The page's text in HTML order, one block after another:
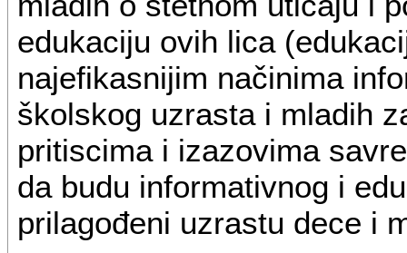
edukaciju ovih lica
najefikasnijim načinima
školskog uzrasta i mladih
pritiscima i izazovima
da budu informativnog i
prilagođeni uzrastu dece i